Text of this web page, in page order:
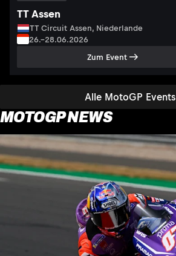
Alle MotoGP Events
TT Assen
TT Circuit Assen, Niederlande
26.–28.06.2026
Zum Event
MOTOGP NEWS